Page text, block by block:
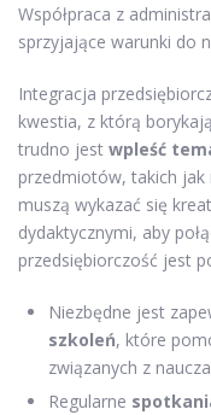
Współpraca z
sprzyjające warunki do
Integracja
kwestia, z którą
trudno jest wpleść
przedmiotów, takich jak
muszą wykazać się
dydaktycznymi, aby
przedsiębiorczość jest
Niezbędne jest
szkoleń, które
związanych z
Regularne